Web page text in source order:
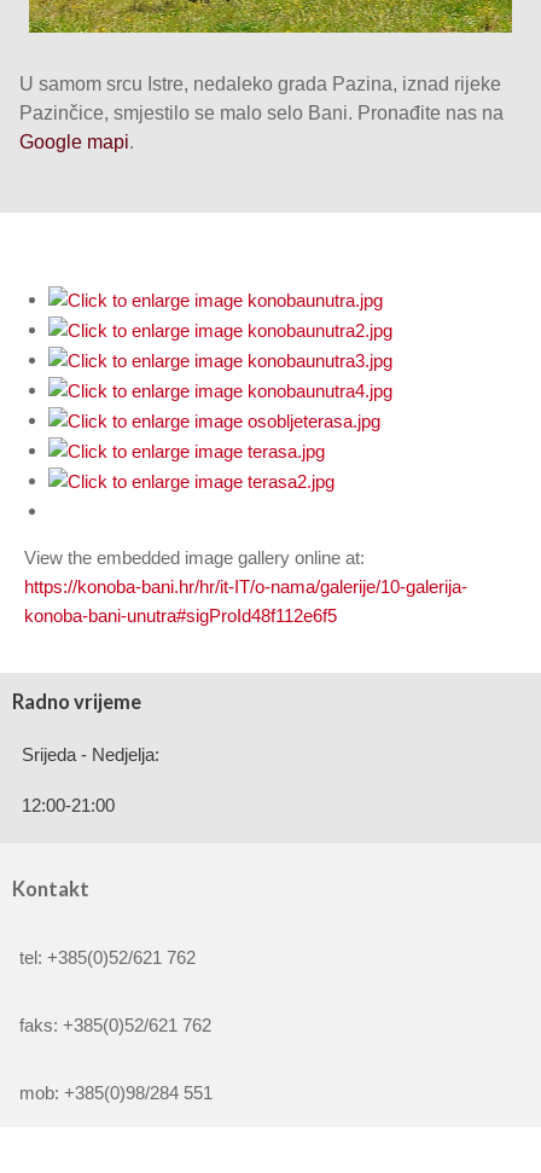
U samom srcu Istre, nedaleko grada Pazina, iznad rijeke
Pazinčice, smjestilo se malo selo Bani. Pronađite nas na
Google mapi.
View the embedded image gallery online at:
https://konoba-bani.hr/hr/it-IT/o-nama/galerije/10-galerija-
konoba-bani-unutra#sigProId48f112e6f5
Radno vrijeme
Srijeda - Nedjelja:
12:00-21:00
Kontakt
tel: +385(0)52/621 762
faks: +385(0)52/621 762
mob: +385(0)98/284 551